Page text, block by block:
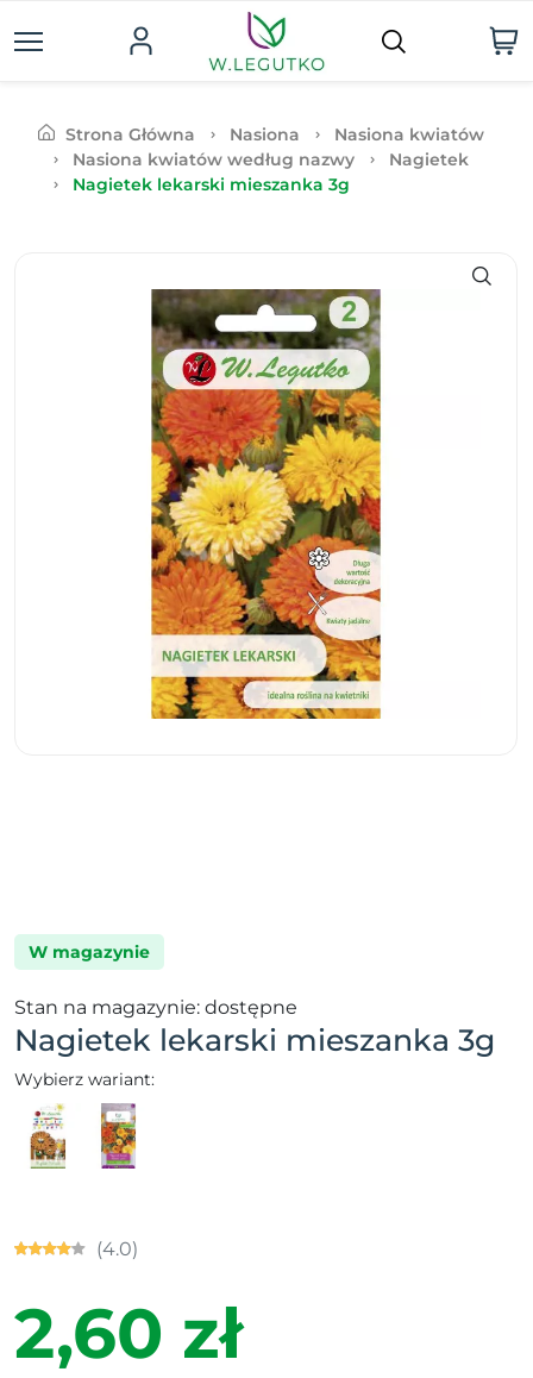
Strona Główna Nasiona
Nasiona kwiatów
Nasiona kwiatów według nazwy
Nagietek
Nagietek lekarski mieszanka 3g
W magazynie
Stan na magazynie: dostępne
Nagietek lekarski mieszanka 3g
Wybierz wariant:
(4.0)
2,60 zł